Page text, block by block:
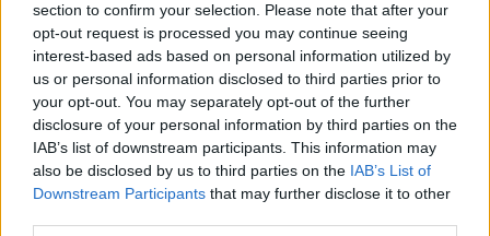
section to confirm your selection. Please note that after your
opt-out request is processed you may continue seeing
interest-based ads based on personal information utilized by
us or personal information disclosed to third parties prior to
your opt-out. You may separately opt-out of the further
disclosure of your personal information by third parties on the
IAB’s list of downstream participants. This information may
also be disclosed by us to third parties on the IAB’s List of
Downstream Participants that may further disclose it to other